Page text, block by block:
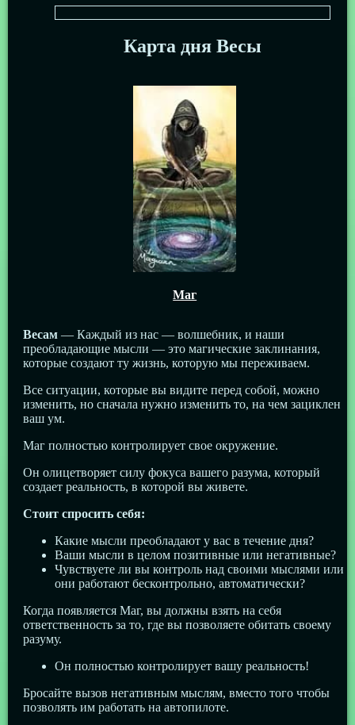
Карта дня Весы
Маг
Весам— Каждый из нас — волшебник, и наши
преобладающие мысли — это магические заклинания,
которые создают ту жизнь, которую мы переживаем.
Все ситуации, которые вы видите перед собой, можно
изменить, но сначала нужно изменить то, на чем зациклен
ваш ум.
Маг полностью контролирует свое окружение.
Он олицетворяет силу фокуса вашего разума, который
создает реальность, в которой вы живете.
Стоит спросить себя:
Какие мысли преобладают у вас в течение дня?
Ваши мысли в целом позитивные или негативные?
Чувствуете ли вы контроль над своими мыслями или
они работают бесконтрольно, автоматически?
Когда появляется Маг, вы должны взять на себя
ответственность за то, где вы позволяете обитать своему
разуму.
Он полностью контролирует вашу реальность!
Бросайте вызов негативным мыслям, вместо того чтобы
позволять им работать на автопилоте.